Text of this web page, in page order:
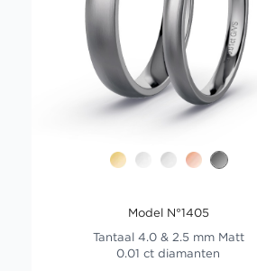
Model N°1405
Tantaal 4.0 & 2.5 mm Matt
0.01 ct diamanten